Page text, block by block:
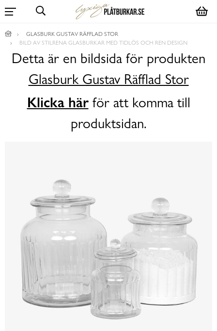
GLASBURK GUSTAV RÄFFLAD STOR
BILD AV STILRENA GLASBURKAR MED TIDLÖS OCH REN DESIGN
Detta är en bildsida för produkten
Glasburk Gustav Räfflad Stor
Klicka härför att komma till
produktsidan.